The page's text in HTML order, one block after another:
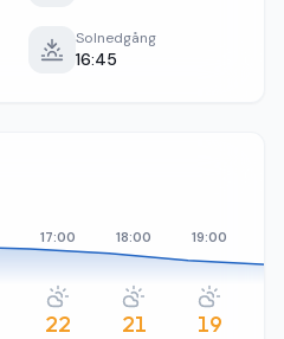
Solnedgång
16:45
17:00
22
18:00
21
19:00
19